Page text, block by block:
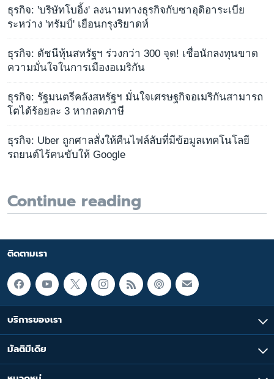
ธุรกิจ: 'บริษัทโบอิ้ง' ลงนามทางธุรกิจกับซาอุดิอาระเบีย
ระหว่าง 'ทรัมป์' เยือนกรุงริยาดห์
ธุรกิจ: ดัชนีหุ้นสหรัฐฯ ร่วงกว่า 300 จุด! เชื่อนักลงทุนขาด
ความมั่นใจในการเมืองอเมริกัน
ธุรกิจ: รัฐมนตรีคลังสหรัฐฯ มั่นใจเศรษฐกิจอเมริกันสามารถ
โตได้ร้อยละ 3 หากลดภาษี
ธุรกิจ: Uber ถูกศาลสั่งให้คืนไฟล์ลับที่มีข้อมูลเทคโนโลยี
รถยนต์ไร้คนขับให้ Google
Continue reading
ติดตามเรา
บริการของเรา
มัลติมีเดีย